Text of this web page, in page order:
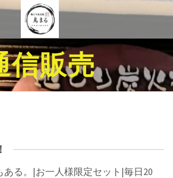
信販売
ある。|お一人様限定セット|毎日20